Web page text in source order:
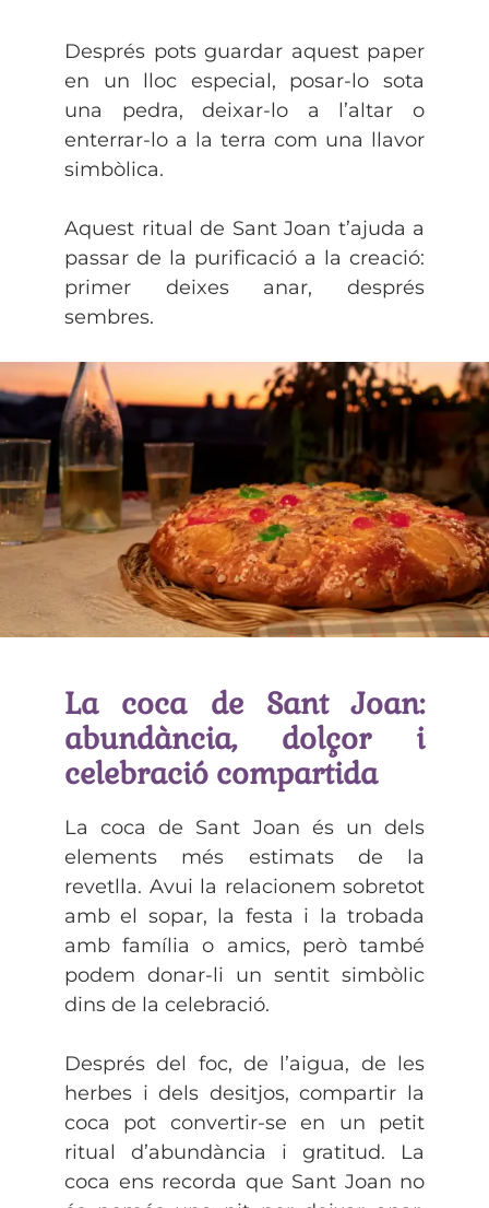
Després pots guardar aquest paper
en un lloc especial, posar-lo sota
una pedra, deixar-lo a l’altar o
enterrar-lo a la terra com una llavor
simbòlica.
Aquest ritual de Sant Joan t’ajuda a
passar de la purificació a la creació:
primer deixes anar, després
sembres.
La coca de Sant Joan:
abundància, dolçor i
celebració compartida
La coca de Sant Joan és un dels
elements més estimats de la
revetlla. Avui la relacionem sobretot
amb el sopar, la festa i la trobada
amb família o amics, però també
podem donar-li un sentit simbòlic
dins de la celebració.
Després del foc, de l’aigua, de les
herbes i dels desitjos, compartir la
coca pot convertir-se en un petit
ritual d’abundància i gratitud. La
coca ens recorda que Sant Joan no